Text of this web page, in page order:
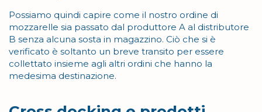
Possiamo quindi capire come il nostro ordine di
mozzarelle sia passato dal produttore A al distributore
B senza alcuna sosta in magazzino. Ciò che si è
verificato è soltanto un breve transito per essere
collettato insieme agli altri ordini che hanno la
medesima destinazione.